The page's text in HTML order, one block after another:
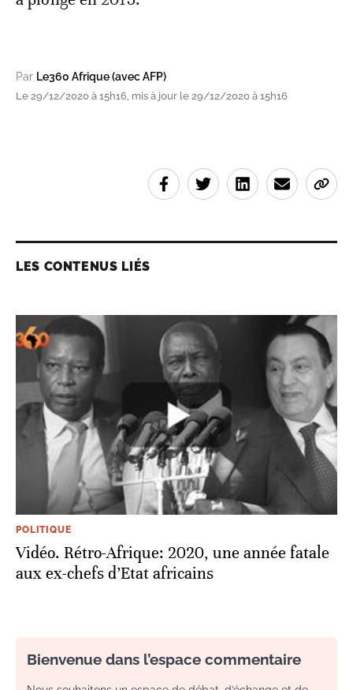
Par Le360 Afrique (avec AFP)
Le 29/12/2020 à 15h16, mis à jour le 29/12/2020 à 15h16
LES CONTENUS LIÉS
POLITIQUE
Vidéo. Rétro-Afrique: 2020, une année fatale
aux ex-chefs d’Etat africains
Bienvenue dans l’espace commentaire